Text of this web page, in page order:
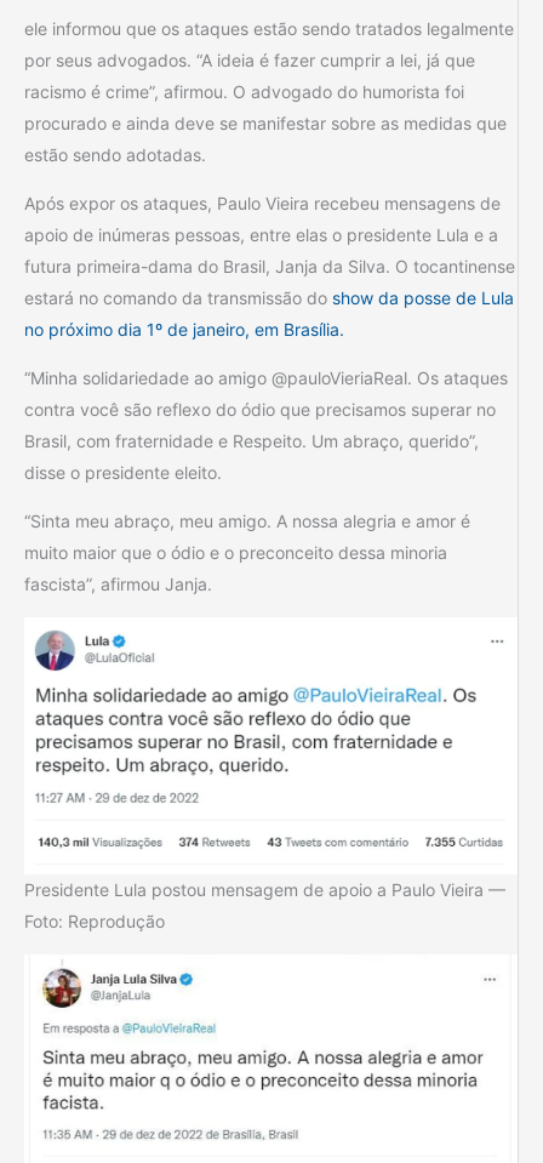
ele informou que os ataques estão sendo tratados legalmente
por seus advogados. “A ideia é fazer cumprir a lei, já que
racismo é crime”, afirmou. O advogado do humorista foi
procurado e ainda deve se manifestar sobre as medidas que
estão sendo adotadas.
Após expor os ataques, Paulo Vieira recebeu mensagens de
apoio de inúmeras pessoas, entre elas o presidente Lula e a
futura primeira-dama do Brasil, Janja da Silva. O tocantinense
estará no comando da transmissão do show da posse de Lula
no próximo dia 1º de janeiro, em Brasília.
“Minha solidariedade ao amigo @pauloVieriaReal. Os ataques
contra você são reflexo do ódio que precisamos superar no
Brasil, com fraternidade e Respeito. Um abraço, querido”,
disse o presidente eleito.
“Sinta meu abraço, meu amigo. A nossa alegria e amor é
muito maior que o ódio e o preconceito dessa minoria
fascista”, afirmou Janja.
Presidente Lula postou mensagem de apoio a Paulo Vieira —
Foto: Reprodução